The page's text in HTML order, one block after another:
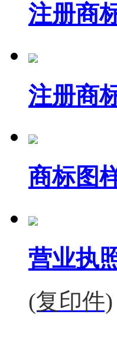
注册商
注册商
商标图
营业执
(复印件)